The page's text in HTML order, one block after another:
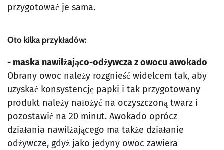
przygotować je sama.
Oto kilka przykładów:
- maska nawilżająco-odżywcza z owocu awokado
Obrany owoc należy rozgnieść widelcem tak, aby
uzyskać konsystencję papki i tak przygotowany
produkt należy nałożyć na oczyszczoną twarz i
pozostawić na 20 minut. Awokado oprócz
działania nawilżającego ma także działanie
odżywcze, gdyż jako jedyny owoc zawiera